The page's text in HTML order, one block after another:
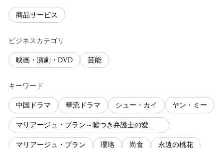
商品サービス
ビジネスカテゴリ
映画・演劇・DVD 芸能
キーワード
中国ドラマ 華流ドラマ シュー・カイ ヤン・ミー
マリアージュ・ブラン～嘘つき弁護士の愛の法則～
マリアージュ・ブラン 瓔珞 尚食 永遠の桃花